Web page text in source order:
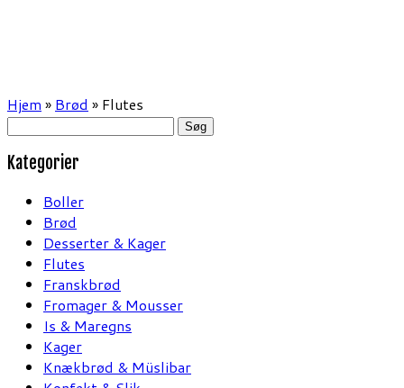
Hjem » Brød » Flutes
Søg
Kategorier
Boller
Brød
Desserter & Kager
Flutes
Franskbrød
Fromager & Mousser
Is & Maregns
Kager
Knækbrød & Müslibar